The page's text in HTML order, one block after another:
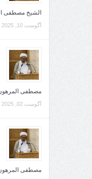
الشيخ مصطفى
آگوست 10, 2025
مصطفى
آگوست 02, 2025
مصطفى